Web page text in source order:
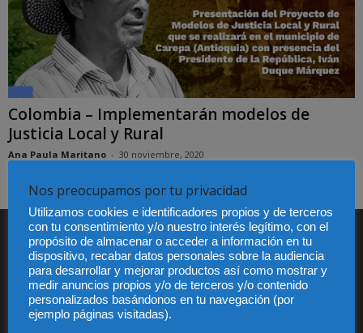
Colombia – Implementarán modelos de
Justicia Local y Rural
Ana Paula Maritano - 30 noviembre, 2020
SUSCRÍBETE A DIARIO JURÍDICO
Recibe nuestro boletín semanal con la actualidad jurídica más
destacada.
Nos preocupamos por tu privacidad
Utilizamos cookies e identificadores propios y de terceros
con tu consentimiento y/o nuestro interés legítimo, con el
propósito de almacenar o acceder a información en tu
dispositivo, recabar datos personales sobre la audiencia
para desarrollar y mejorar productos así como mostrar y
medir anuncios propios y/o de terceros y/o contenido
personalizados basándonos en tu navegación (por
ejemplo páginas visitadas).